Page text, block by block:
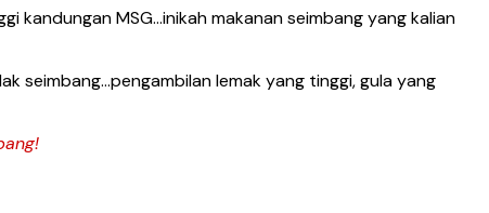
MSG…inikah makanan seimbang yang kalian
seimbang…pengambilan lemak yang tinggi, gula yang